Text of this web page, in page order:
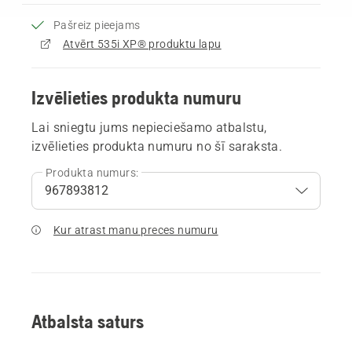
Pašreiz pieejams
Atvērt 535i XP® produktu lapu
Izvēlieties produkta numuru
Lai sniegtu jums nepieciešamo atbalstu,
izvēlieties produkta numuru no šī saraksta.
Produkta numurs:
Kur atrast manu preces numuru
Atbalsta saturs